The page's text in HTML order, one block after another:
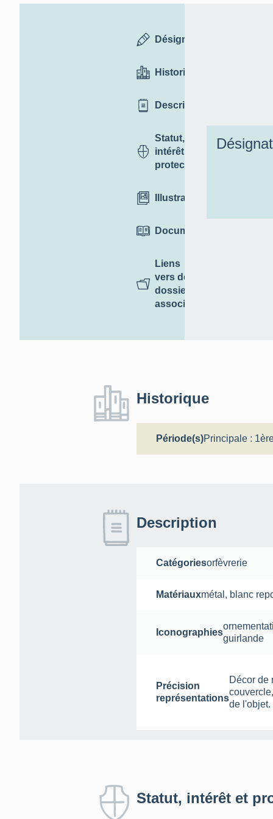
Désignation
Historique
Description
Statut,
intérêt et
protection
Illustrations
Documentation
Liens
vers des
dossiers
associés
Historique
Période(s)Principale :
Description
Catégoriesorfèvrerie
Matériauxmétal , blanc
Iconographies
guirlande
Précision
représentations
Décor de
de l'objet.
Statut, intérêt et